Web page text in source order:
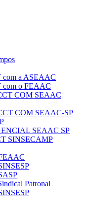
com a ASEAAC
com o FEAAC
COM SEAAC
COM SEAAC-SP
SEAAC SP
SINSECAMP
Patronal